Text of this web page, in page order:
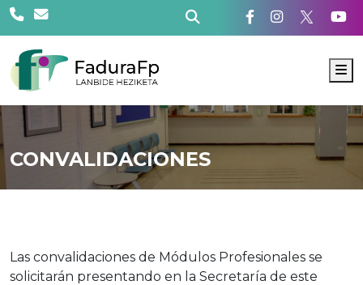
CONVALIDACIONES
Las convalidaciones de Módulos Profesionales se
solicitarán presentando en la Secretaría de este